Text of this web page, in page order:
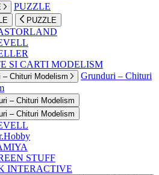
PUZZLE
PUZZLE
SI CARTI MODELISM
– Chituri Modelism
Grunduri – Chituri
– Chituri Modelism
– Chituri Modelism
STUFF
INTERACTIVE